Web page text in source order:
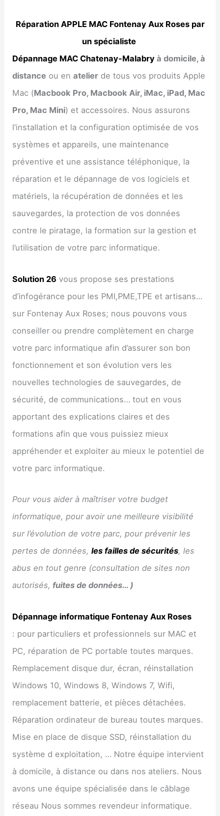
Réparation APPLE MAC Fontenay Aux Roses par
un spécialiste
Dépannage MAC Chatenay-Malabry à domicile, à
distance ou enatelier de tous vos produits Apple
Mac (Macbook Pro, Macbook Air, iMac, iPad, Mac
Pro, Mac Mini) et accessoires. Nous assurons
l’installation et la configuration optimisée de vos
systèmes et appareils, une maintenance
préventive et une assistance téléphonique, la
réparation et le dépannage de vos logiciels et
matériels, la récupération de données et les
sauvegardes, la protection de vos données
contre le piratage, la formation sur la gestion et
l’utilisation de votre parc informatique.
Solution 26 vous propose ses prestations
d’infogérance pour les PMI,PME,TPE et artisans…
sur Fontenay Aux Roses; nous pouvons vous
conseiller ou prendre complètement en charge
votre parc informatique afin d’assurer son bon
fonctionnement et son évolution vers les
nouvelles technologies de sauvegardes, de
sécurité, de communications… tout en vous
apportant des explications claires et des
formations afin que vous puissiez mieux
appréhender et exploiter au mieux le potentiel de
votre parc informatique.
Pour vous aider à maîtriser votre budget
informatique, pour avoir une meilleure visibilité
sur l’évolution de votre parc, pour prévenir les
pertes de données,les failles de sécurités, les
abus en tout genre (consultation de sites non
autorisés, fuites de données… )
Dépannage informatique Fontenay Aux Roses
: pour particuliers et professionnels sur MAC et
PC, réparation de PC portable toutes marques.
Remplacement disque dur, écran, réinstallation
Windows 10, Windows 8, Windows 7, Wifi,
remplacement batterie, et pièces détachées.
Réparation ordinateur de bureau toutes marques.
Mise en place de disque SSD, réinstallation du
système d exploitation, … Notre équipe intervient
à domicile, à distance ou dans nos ateliers. Nous
avons une équipe spécialisée dans le câblage
réseau Nous sommes revendeur informatique.